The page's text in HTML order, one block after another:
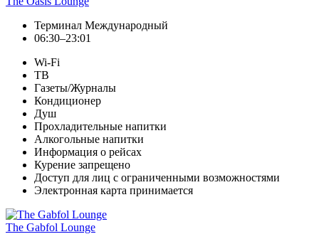
Терминал Международный
06:30–23:01
Wi-Fi
ТВ
Газеты/Журналы
Кондиционер
Душ
Прохладительные напитки
Алкогольные напитки
Информация о рейсах
Курение запрещено
Доступ для лиц с ограниченными возможностями
Электронная карта принимается
The Gabfol Lounge